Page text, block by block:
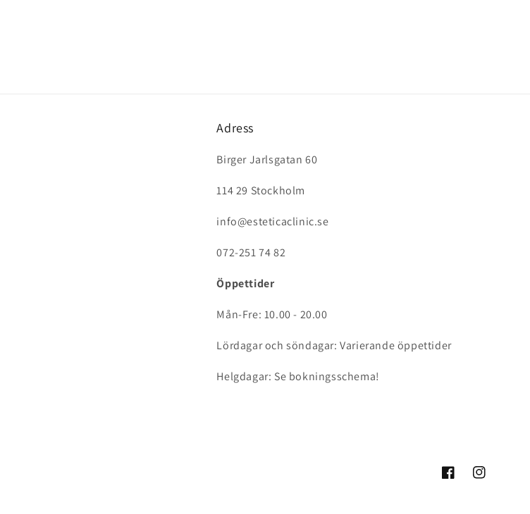
Adress
Birger Jarlsgatan 60
114 29 Stockholm
info@esteticaclinic.se
072-251 74 82
Öppettider
Mån-Fre: 10.00 - 20.00
Lördagar och söndagar: Varierande öppettider
Helgdagar: Se bokningsschema!
FacebookInstagram